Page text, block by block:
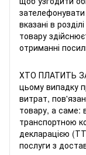
вказані в
товару
отриманні
ХТО ПЛАТИТЬ
цьому випадку
витрат,
товару, а саме:
транспортною
декларацією
послуги з